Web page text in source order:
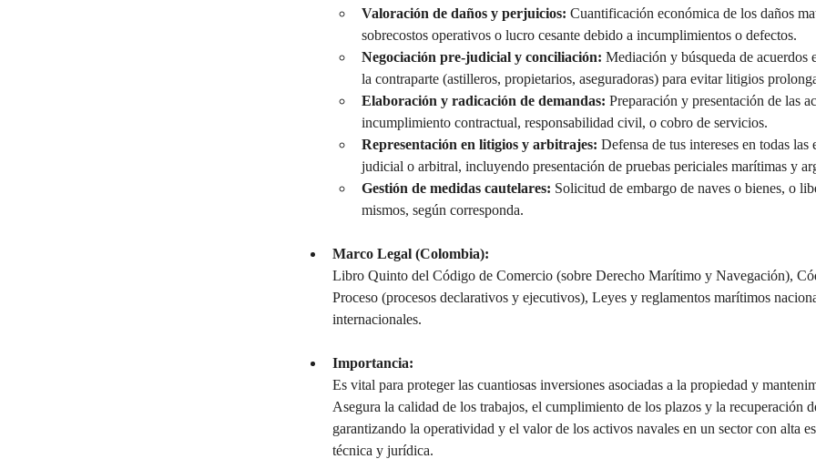
Valoración de daños y perjuicios: Cuantificación económica de los daños
sobrecostos operativos o lucro cesante debido a incumplimientos o defectos.
Negociación pre-judicial y conciliación: Mediación y búsqueda de acuerdos
la contraparte (astilleros, propietarios, aseguradoras) para evitar litigios
Elaboración y radicación de demandas: Preparación y presentación de las
incumplimiento contractual, responsabilidad civil, o cobro de servicios.
Representación en litigios y arbitrajes: Defensa de tus intereses en todas
judicial o arbitral, incluyendo presentación de pruebas periciales marítimas y
Gestión de medidas cautelares: Solicitud de embargo de naves o bienes, o
mismos, según corresponda.
Marco Legal (Colombia):
Libro Quinto del Código de Comercio (sobre Derecho Marítimo y Navegación),
Proceso (procesos declarativos y ejecutivos), Leyes y reglamentos marítimos
internacionales.
Importancia:
Es vital para proteger las cuantiosas inversiones asociadas a la propiedad y
Asegura la calidad de los trabajos, el cumplimiento de los plazos y la recuperación
garantizando la operatividad y el valor de los activos navales en un sector con alta
técnica y jurídica.